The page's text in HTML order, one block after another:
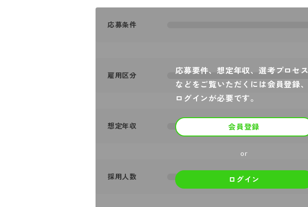
応募要件、想定年収、選考プロセス
などをご覧いただくには会員登録、
ログインが必要です。
会員登録
or
ログイン
応募条件
雇用区分
想定年収
採用人数